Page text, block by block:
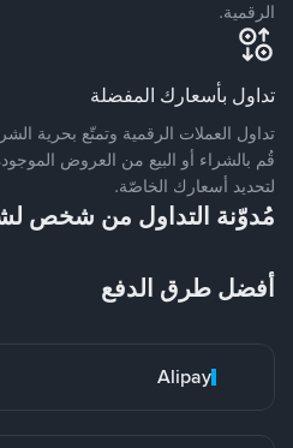
الرقمية.
تداول بأسعارك المفضلة
تداول العملات الرقمية وتمتّع بحرية
قُم بالشراء أو البيع من العروض
لتحديد أسعارك الخاصّة.
مُدوّنة التداول من شخص
أفضل طرق الدفع
Alipay